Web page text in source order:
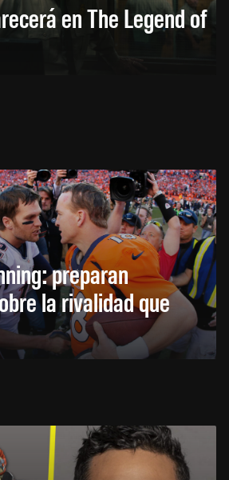
en The Legend of
preparan
la rivalidad que